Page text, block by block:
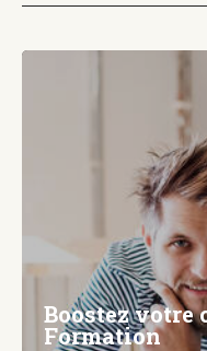
Boostez votre
Formation